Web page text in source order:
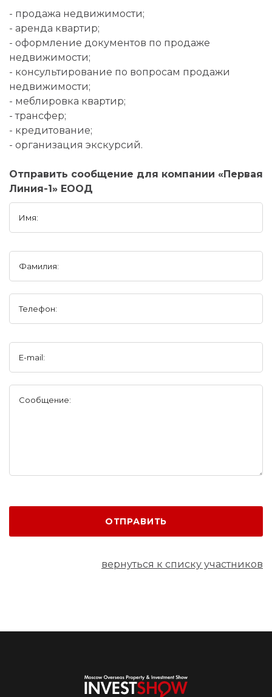
- продажа недвижимости;
- аренда квартир;
- оформление документов по продаже
недвижимости;
- консультирование по вопросам продажи
недвижимости;
- меблировка квартир;
- трансфер;
- кредитование;
- организация экскурсий.
Отправить сообщение для компании «Первая
Линия-1» ЕООД
Имя:
Фамилия:
Телефон:
E-mail:
Сообщение:
ОТПРАВИТЬ
вернуться к списку участников